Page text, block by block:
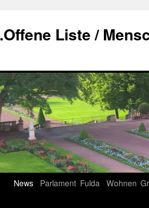
Liste /
News Parlament Fulda Wohnen